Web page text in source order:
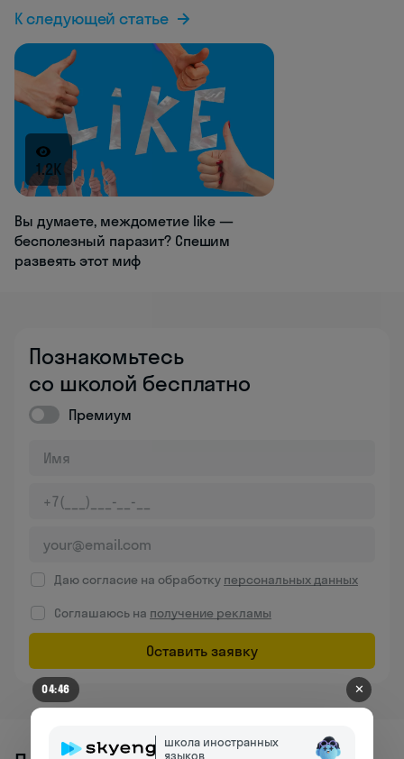
К следующей статье
1.2K
Вы думаете, междометие like —
бесполезный паразит? Спешим
развеять этот миф
Познакомьтесь
со школой бесплатно
Премиум
Даю согласие на обработку персональных данных
Соглашаюсь на получение рекламы
Оставить заявку
04:46 ✕
школа иностранных
языков